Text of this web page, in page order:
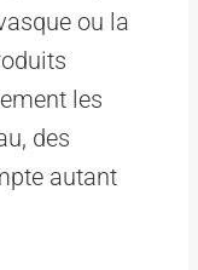
ou la
les
des
autant